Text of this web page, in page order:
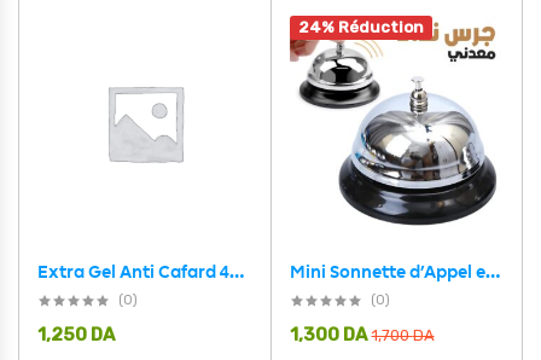
Extra Gel Anti Cafard 40G
(0)
1,250 DA
24% Réduction
Mini Sonnette d’Appel en Métal Antirouille pour Bureau – جرس نداء معدني صغير مقاوم للصدأ للمكتب
(0)
1,700DA
1,300 DA